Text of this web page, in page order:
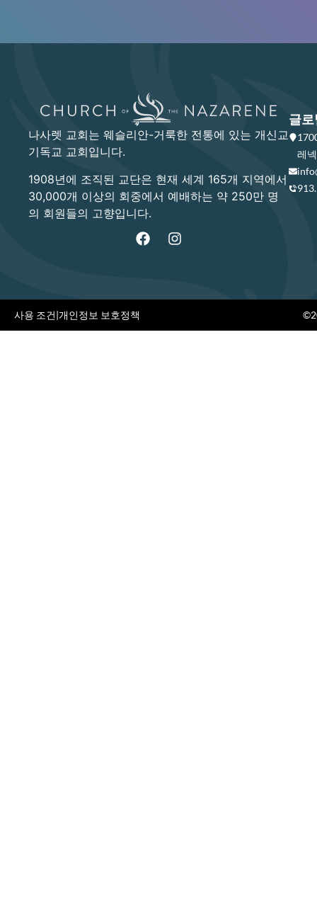
나사렛 교회는 웨슬리안-거룩한 전통에 있는 개신교
기독교 교회입니다.
1908년에 조직된 교단은 현재 세계 165개 지역에서
30,000개 이상의 회중에서 예배하는 약 250만 명
의 회원들의 고향입니다.
글로
레
사용 조건|개인정보 보호정책